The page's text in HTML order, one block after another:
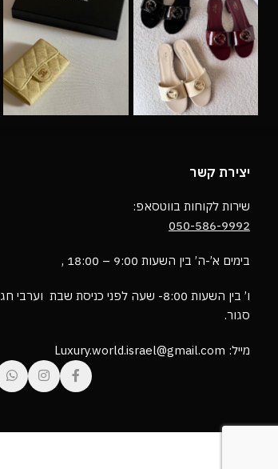
יצירת קשר
שירות לקוחות בווטסאפ:
050-586-9992
בימים א’-ה’ בין השעות 9:00 – 18:00 ,
ו’ בין השעות 8:00- שעה לפני כניסת שבת וערבי חג
סגור.
מייל: Luxury.world.israel@gmail.com